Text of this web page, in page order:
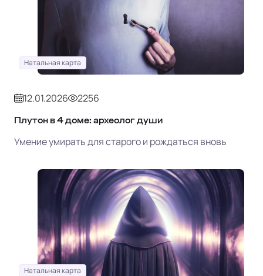
Натальная карта
12.01.2026 2256
Плутон в 4 доме: археолог души
Умение умирать для старого и рождаться вновь
Натальная карта